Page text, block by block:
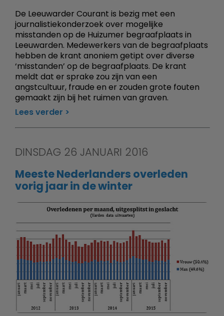
De Leeuwarder Courant is bezig met een
journalistiekonderzoek over mogelijke
misstanden op de Huizumer begraafplaats in
Leeuwarden. Medewerkers van de begraafplaats
hebben de krant anoniem getipt over diverse
‘misstanden’ op de begraafplaats. De krant
meldt dat er sprake zou zijn van een
angstcultuur, fraude en er zouden grote fouten
gemaakt zijn bij het ruimen van graven.
Lees verder
DINSDAG 26 JANUARI 2016
Meeste Nederlanders overleden
vorig jaar in de winter